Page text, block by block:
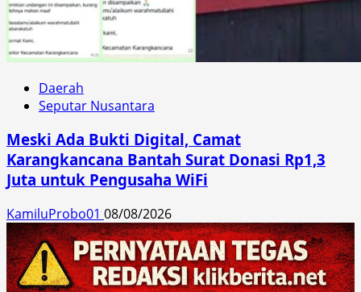
Daerah
Seputar Nusantara
Meski Ada Bukti Digital, Camat
Karangkancana Bantah Surat Donasi Rp1,3
Juta untuk Pengusaha WiFi
KamiluProbo01 08/08/2026